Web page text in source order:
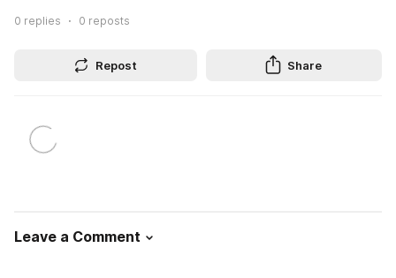
0 replies 0 reposts
Repost Share
Leave a Comment